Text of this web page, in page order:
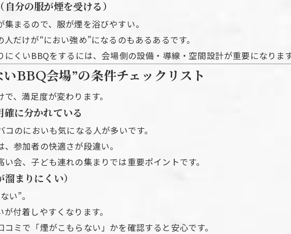
分の服が煙を受ける）
まるので、服が煙を浴びやすい。
だけが“におい強め”になるのもあるあるです。
くいBBQをするには、会場側の設備・導線・空間設計が重要になりま
BBQ会場”の条件チェックリスト
、満足度が変わります。
に分かれている
のにおいも気になる人が多いです。
参加者の快適さが段違い。
会、子ども連れの集まりでは重要ポイントです。
まりにくい）
い”。
付着しやすくなります。
ミで「煙がこもらない」かを確認すると安心です。